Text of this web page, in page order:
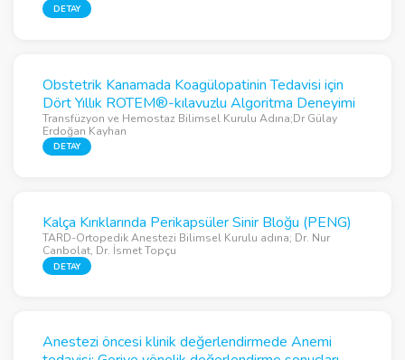
DETAY
Obstetrik Kanamada Koagülopatinin Tedavisi için
Dört Yıllık ROTEM®-kılavuzlu Algoritma Deneyimi
Transfüzyon ve Hemostaz Bilimsel Kurulu Adına;Dr Gülay
Erdoğan Kayhan
DETAY
Kalça Kırıklarında Perikapsüler Sinir Bloğu (PENG)
TARD-Ortopedik Anestezi Bilimsel Kurulu adına; Dr. Nur
Canbolat, Dr. İsmet Topçu
DETAY
Anestezi öncesi klinik değerlendirmede Anemi